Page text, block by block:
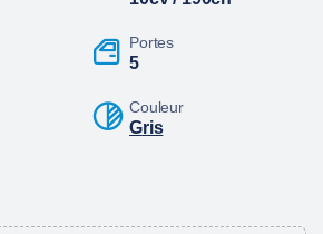
Portes
5
Couleur
Gris